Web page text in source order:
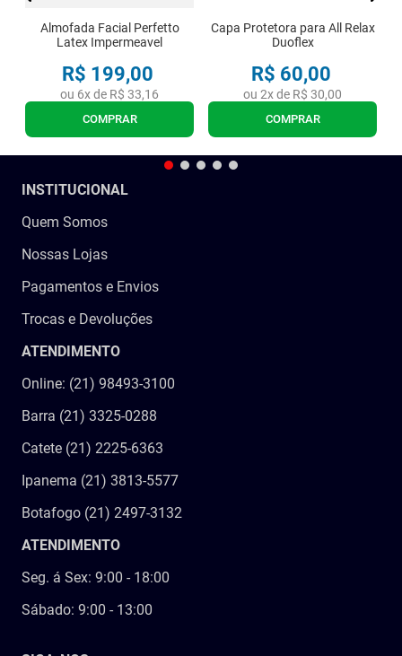
Almofada Facial Perfetto
Latex Impermeavel
R$ 199,00
ou 6x de R$ 33,16
COMPRAR
Capa Protetora para All Relax
Duoflex
R$ 60,00
ou 2x de R$ 30,00
COMPRAR
INSTITUCIONAL
Quem Somos
Nossas Lojas
Pagamentos e Envios
Trocas e Devoluções
ATENDIMENTO
Online: (21) 98493-3100
Barra (21) 3325-0288
Catete (21) 2225-6363
Ipanema (21) 3813-5577
Botafogo (21) 2497-3132
ATENDIMENTO
Seg. á Sex: 9:00 - 18:00
Sábado: 9:00 - 13:00